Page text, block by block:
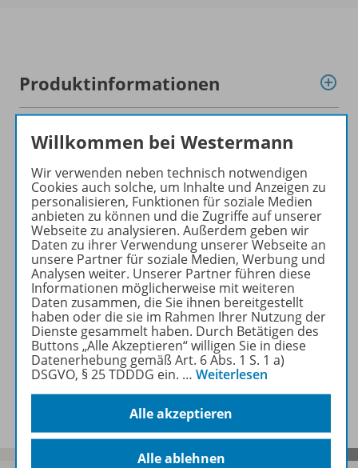
Produktinformationen
Beschreibung
Erforderliche Kontrollgeräte
Zugehörige Produkte
Video
Benachrichtigungs-Service
Willkommen bei Westermann
Wir verwenden neben technisch notwendigen
Cookies auch solche, um Inhalte und Anzeigen zu
personalisieren, Funktionen für soziale Medien
anbieten zu können und die Zugriffe auf unserer
Webseite zu analysieren. Außerdem geben wir
Daten zu ihrer Verwendung unserer Webseite an
unsere Partner für soziale Medien, Werbung und
Analysen weiter. Unserer Partner führen diese
Informationen möglicherweise mit weiteren
Daten zusammen, die Sie ihnen bereitgestellt
haben oder die sie im Rahmen Ihrer Nutzung der
Dienste gesammelt haben. Durch Betätigen des
Buttons „Alle Akzeptieren“ willigen Sie in diese
Datenerhebung gemäß Art. 6 Abs. 1 S. 1 a)
DSGVO, § 25 TDDDG ein. … Weiterlesen
Alle akzeptieren
Alle ablehnen